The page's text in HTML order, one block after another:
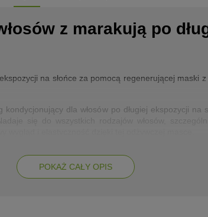
z marakują po
na słońce za pomocą regenerującej maski
dla włosów po długiej ekspozycji na
POKAŻ CAŁY OPIS